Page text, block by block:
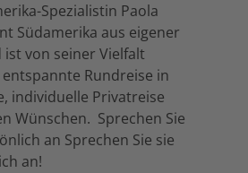
Spezialistin Paola
Südamerika aus eigener
von seiner Vielfalt
Rundreise in
individuelle Privatreise
Wünschen. Sprechen Sie
an Sprechen Sie sie
an!